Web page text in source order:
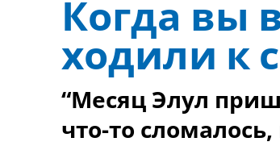
Когда вы
ходили к
“Месяц Элул
что-то